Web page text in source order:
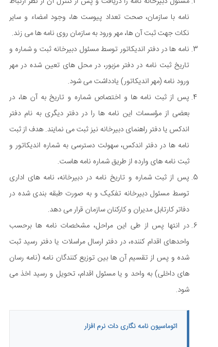
نامه با سازمان، صحت تعداد پیوست ها، وجود امضاء و سایر
نکات جهت ثبت آن ها، مهر ورود به سازمان روی نامه ها می زند.
نامه ها در دفتر اندیکاتور توسط مسئول دبیرخانه ثبت و شماره و
تاریخ ثبت نامه در دفتر مزبور، در محل های تعین شده در مهر
ورود نامه (مهر اندیکاتور) یادداشت می شود.
پس از ثبت نامه ها و اختصاص شماره و تاریخ به آن ها، در
بعضی از مؤسسات این نامه ها را در دفتر دیگری به نام دفتر
اندکس یا دفتر راهنمای دبیرخانه نیز ثبت می نمایند. هدف از ثبت
نامه ها در دفتر اندکس، سهولت دسترسی به شماره اندیکاتور و
ثبت نامه های وارده از طریق شماره نامه هاست.
پس از ثبت شماره و تاریخ نامه در دبیرخانه، نامه های اداری
توسط مسئول دبیرخانه تفکیک و به صورت طبقه بندی شده در
دفاتر کارتابل مدیران و کارکنان سازمان قرار می دهد.
در انتها پس از طی این مراحل، مشخصات نامه ها برحسب
واحدهای اقدام کننده، در دفتر ارسال مراسلات یا دفتر رسید ثبت
شده و پس از تقسیم آن ها بین توزیع کنندگان نامه (نامه رسان
های داخلی) به واحد و یا مسئول اقدام، تحویل و رسید اخذ می
شود.
اتوماسیون نامه نگاری دات نرم افزار